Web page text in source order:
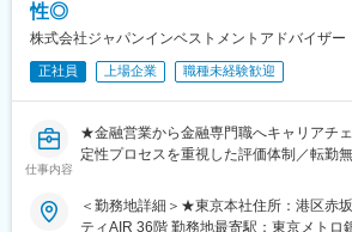
変更の範囲：本文参照
行に関する実務（発注等の定型業務）
グ等）
・資産運用部門全体の企画（各種会議体
・資産運用収益および残高管理
〈ゆくゆくお任せしたいこと〉
実務の基礎をキャッチアップいただいた
性◎
株式会社ジャパンインベストメントアドバイザー
正社員 上場企業 職種未経験歓迎
仕事内容
★金融営業から金融専門職へキャリアチ
定性プロセスを重視した評価体制／転勤
■仕事内容：
＜勤務地詳細＞★東京本社住所：港区赤
ティAIR 36階 勤務地最寄駅：東京メトロ